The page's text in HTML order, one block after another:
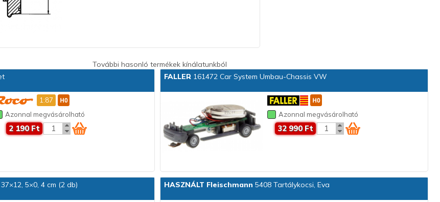
További hasonló termékek kínálatunkból
1:87
Azonnal megvásárolható
2 190 Ft
FALLER161472 Car System Umbau-Chassis VW
Azonnal megvásárolható
32 990 Ft
5×0, 4 cm (2 db) HASZNÁLT Fleischmann 5408 Tartálykocsi, Eva